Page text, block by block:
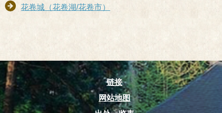
花卷城（花卷湖/花卷市）
链接
网站地图